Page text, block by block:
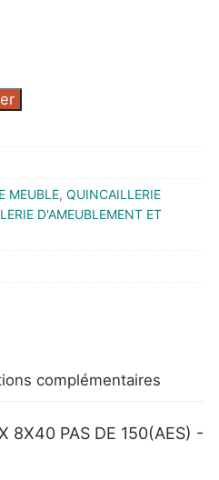
MEUBLE, QUINCAILLERIE
D'AMEUBLEMENT ET
complémentaires
8X40 PAS DE 150(AES) -